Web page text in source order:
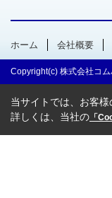
ホーム 会社概要
Copyright(c) 株式会社コ
当サイトでは、お客
詳しくは、当社の 「